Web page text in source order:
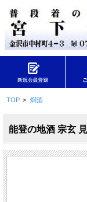
TOP > 燗酒
能登の地酒 宗玄